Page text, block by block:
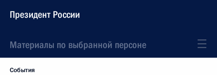
Президент России
Материалы по выбранной персоне
События